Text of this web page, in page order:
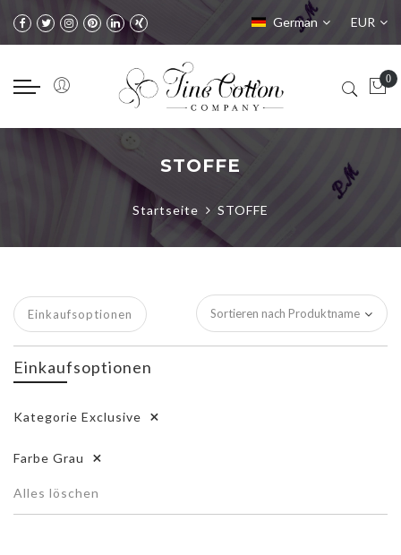
German
EUR
STOFFE
Startseite STOFFE
Einkaufsoptionen
Einkaufsoptionen
Kategorie Exclusive
Farbe Grau
Alles löschen